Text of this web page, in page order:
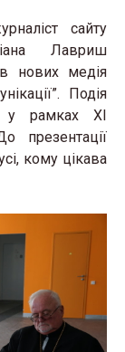
сайту
Лавриш
нових медія
Подія
у рамках XI
презентації
кому цікава